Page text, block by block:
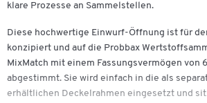
klare Prozesse an Sammelstellen.
Diese hochwertige Einwurf-Öffnung ist für
konzipiert und auf die Probbax
MixMatch mit einem Fassungsvermögen von
abgestimmt. Sie wird einfach in die als
erhältlichen Deckelrahmen eingesetzt und